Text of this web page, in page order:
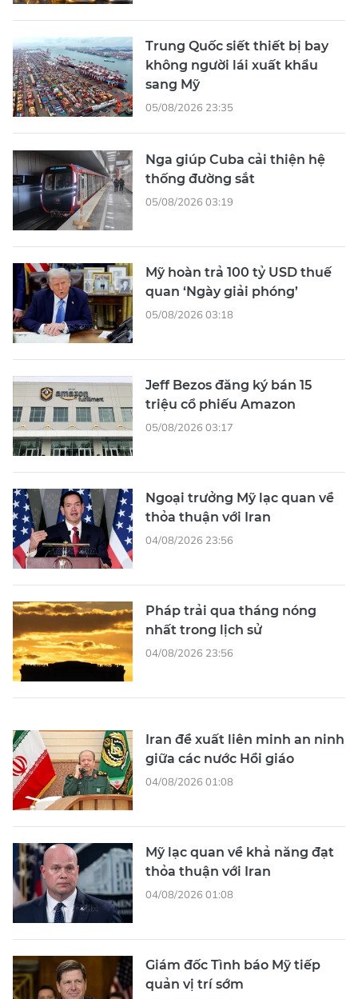
Trung Quốc siết thiết bị bay
không người lái xuất khẩu
sang Mỹ
05/08/2026 23:35
Nga giúp Cuba cải thiện hệ
thống đường sắt
05/08/2026 03:19
Mỹ hoàn trả 100 tỷ USD thuế
quan ‘Ngày giải phóng’
05/08/2026 03:18
Jeff Bezos đăng ký bán 15
triệu cổ phiếu Amazon
05/08/2026 03:17
Ngoại trưởng Mỹ lạc quan về
thỏa thuận với Iran
04/08/2026 23:56
Pháp trải qua tháng nóng
nhất trong lịch sử
04/08/2026 23:56
Iran đề xuất liên minh an ninh
giữa các nước Hồi giáo
04/08/2026 01:08
Mỹ lạc quan về khả năng đạt
thỏa thuận với Iran
04/08/2026 01:08
Giám đốc Tình báo Mỹ tiếp
quản vị trí sớm